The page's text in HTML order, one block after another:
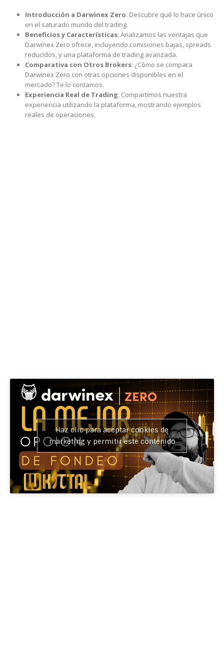
Introducción a Darwinex Zero: Descubre qué lo hace único
en el saturado mundo del trading.
Beneficios y Características: Analizamos las ventajas que
Darwinex Zero ofrece, incluyendo comisiones bajas, spreads
reducidos, y una plataforma de trading avanzada.
Comparativa con Otros Brokers: ¿Cómo se compara
Darwinex Zero con otras opciones disponibles en el
mercado? Te lo contamos.
Experiencia Real de Trading: Compartimos nuestra
experiencia utilizando la plataforma, mostrando ejemplos
reales de operaciones.
Haz clic para aceptar cookies de
marketing y permitir este contenido